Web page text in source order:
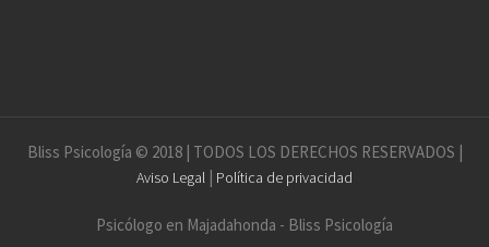
Bliss Psicología © 2018 | TODOS LOS DERECHOS RESERVADOS |
Aviso Legal Política de privacidad
Psicólogo en Majadahonda - Bliss Psicología